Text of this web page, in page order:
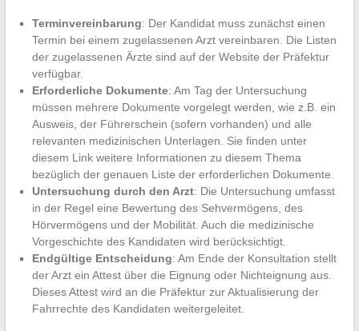
Terminvereinbarung: Der Kandidat muss zunächst einen
Termin bei einem zugelassenen Arzt vereinbaren. Die Listen
der zugelassenen Ärzte sind auf der Website der Präfektur
verfügbar.
Erforderliche Dokumente: Am Tag der Untersuchung
müssen mehrere Dokumente vorgelegt werden, wie z.B. ein
Ausweis, der Führerschein (sofern vorhanden) und alle
relevanten medizinischen Unterlagen. Sie finden unter
diesem Link weitere Informationen zu diesem Thema
bezüglich der genauen Liste der erforderlichen Dokumente.
Untersuchung durch den Arzt: Die Untersuchung umfasst
in der Regel eine Bewertung des Sehvermögens, des
Hörvermögens und der Mobilität. Auch die medizinische
Vorgeschichte des Kandidaten wird berücksichtigt.
Endgültige Entscheidung: Am Ende der Konsultation stellt
der Arzt ein Attest über die Eignung oder Nichteignung aus.
Dieses Attest wird an die Präfektur zur Aktualisierung der
Fahrrechte des Kandidaten weitergeleitet.